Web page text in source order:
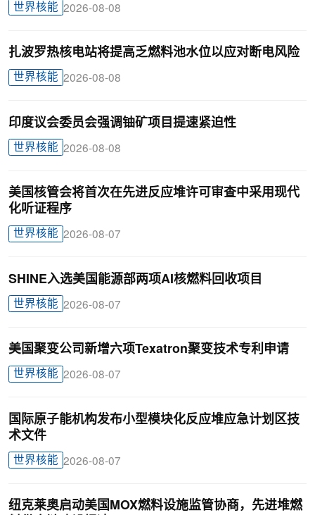
世界核能 2026-08-08
扎波罗热核电站将提高乏燃料池水位以应对断电风险
世界核能 2026-08-08
印度议会委员会强调铀矿项目提速紧迫性
世界核能 2026-08-08
美国核管会将首次在先进反应堆许可审查中采用现代
化听证程序
世界核能 2026-08-07
SHINE入选美国能源部两项AI核燃料回收项目
世界核能 2026-08-07
美国聚变公司新增六项Texatron聚变技术专利申请
世界核能 2026-08-07
国际原子能机构发布小型模块化反应堆应急计划区技
术文件
世界核能 2026-08-07
纽克莱奥启动美国MOX燃料设施监管协商，先进堆燃